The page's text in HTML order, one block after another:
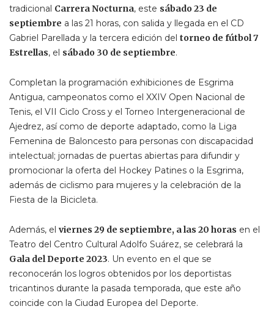
tradicional Carrera Nocturna, este sábado 23 de
septiembre a las 21 horas, con salida y llegada en el CD
Gabriel Parellada y la tercera edición del torneo de fútbol 7
Estrellas, el sábado 30 de septiembre.
Completan la programación exhibiciones de Esgrima
Antigua, campeonatos como el XXIV Open Nacional de
Tenis, el VII Ciclo Cross y el Torneo Intergeneracional de
Ajedrez, así como de deporte adaptado, como la Liga
Femenina de Baloncesto para personas con discapacidad
intelectual; jornadas de puertas abiertas para difundir y
promocionar la oferta del Hockey Patines o la Esgrima,
además de ciclismo para mujeres y la celebración de la
Fiesta de la Bicicleta.
Además, el viernes 29 de septiembre, a las 20 horas en el
Teatro del Centro Cultural Adolfo Suárez, se celebrará la
Gala del Deporte 2023. Un evento en el que se
reconocerán los logros obtenidos por los deportistas
tricantinos durante la pasada temporada, que este año
coincide con la Ciudad Europea del Deporte.